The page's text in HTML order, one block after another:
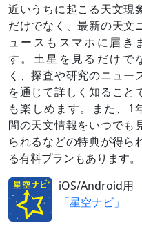
ぶ
1月14日
細い月（月
齢3）と接
近
（›› 解説 ）
夕方～
2月11日
月（月齢
1）と接近
夕方
3月 1日 合
太陽
日付
日）
近いうちに起こる天文現
だけでなく、最新の天文
ュースもスマホに届き
す。土星を見るだけで
く、探査や研究のニュー
を通じて詳しく知ること
も楽しめます。また、1
間の天文情報をいつでも
られるなどの特典が得ら
る有料プランもあります。
iOS/Android用
「星空ナビ」